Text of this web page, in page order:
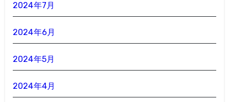
2024年7月
2024年6月
2024年5月
2024年4月